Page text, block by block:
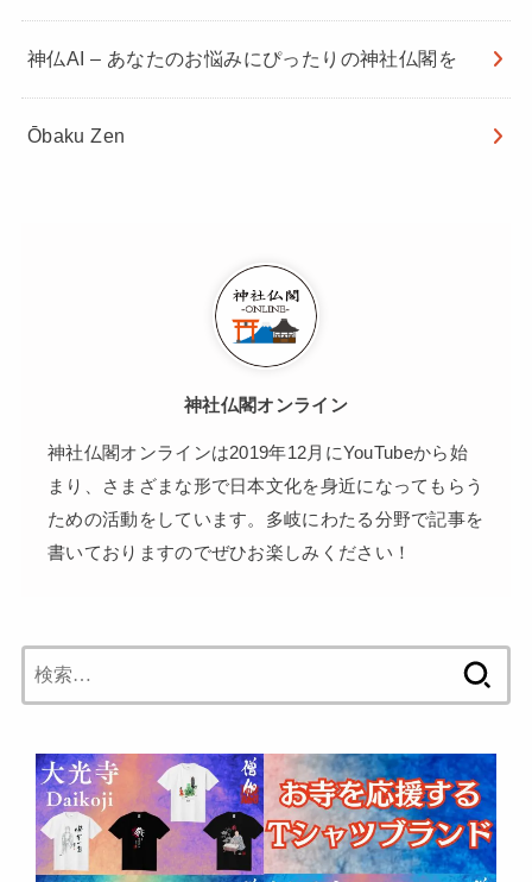
神仏AI – あなたのお悩みにぴったりの神社仏閣を
Ōbaku Zen
神社仏閣オンライン
神社仏閣オンラインは2019年12月にYouTubeから始
まり、さまざまな形で日本文化を身近になってもらう
ための活動をしています。多岐にわたる分野で記事を
書いておりますのでぜひお楽しみください！
索: